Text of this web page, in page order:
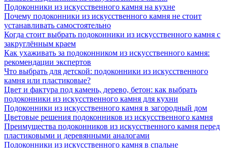
Подоконники из искусственного камня на кухне
Почему подоконники из искусственного камня не стоит
устанавливать самостоятельно
Когда стоит выбрать подоконники из искусственного камня с
закруглённым краем
Как ухаживать за подоконником из искусственного камня:
рекомендации экспертов
Что выбрать для детской: подоконники из искусственного
камня или пластиковые?
Цвет и фактура под камень, дерево, бетон: как выбрать
подоконники из искусственного камня для кухни
Подоконники из искусственного камня в загородный дом
Цветовые решения подоконников из искусственного камня
Преимущества подоконников из искусственного камня перед
пластиковыми и деревянными аналогами
Подоконники из искусственного камня в спальне